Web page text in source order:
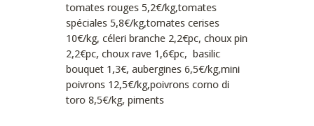
tomates rouges 5,2€/kg,tomates
spéciales 5,8€/kg,tomates cerises
10€/kg, céleri branche 2,2€pc, choux pin
2,2€pc, choux rave 1,6€pc, basilic
bouquet 1,3€, aubergines 6,5€/kg,mini
poivrons 12,5€/kg,poivrons corno di
toro 8,5€/kg, piments